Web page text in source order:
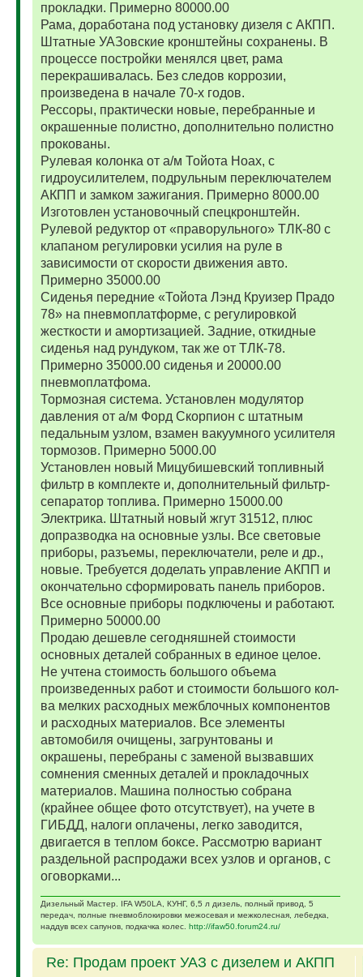
прокладки. Примерно 80000.00
Рама, доработана под установку дизеля с АКПП.
Штатные УАЗовские кронштейны сохранены. В
процессе постройки менялся цвет, рама
перекрашивалась. Без следов коррозии,
произведена в начале 70-х годов.
Рессоры, практически новые, перебранные и
окрашенные полистно, дополнительно полистно
прокованы.
Рулевая колонка от а/м Тойота Ноах, с
гидроусилителем, подрульным переключателем
АКПП и замком зажигания. Примерно 8000.00
Изготовлен установочный спецкронштейн.
Рулевой редуктор от «праворульного» ТЛК-80 с
клапаном регулировки усилия на руле в
зависимости от скорости движения авто.
Примерно 35000.00
Сиденья передние «Тойота Лэнд Круизер Прадо
78» на пневмоплатформе, с регулировкой
жесткости и амортизацией. Задние, откидные
сиденья над рундуком, так же от ТЛК-78.
Примерно 35000.00 сиденья и 20000.00
пневмоплатфома.
Тормозная система. Установлен модулятор
давления от а/м Форд Скорпион с штатным
педальным узлом, взамен вакуумного усилителя
тормозов. Примерно 5000.00
Установлен новый Мицубишевский топливный
фильтр в комплекте и, дополнительный фильтр-
сепаратор топлива. Примерно 15000.00
Электрика. Штатный новый жгут 31512, плюс
допразводка на основные узлы. Все световые
приборы, разъемы, переключатели, реле и др.,
новые. Требуется доделать управление АКПП и
окончательно сформировать панель приборов.
Все основные приборы подключены и работают.
Примерно 50000.00
Продаю дешевле сегодняшней стоимости
основных деталей собранных в единое целое.
Не учтена стоимость большого объема
произведенных работ и стоимости большого кол-
ва мелких расходных межблочных компонентов
и расходных материалов. Все элементы
автомобиля очищены, загрунтованы и
окрашены, перебраны с заменой вызвавших
сомнения сменных деталей и прокладочных
материалов. Машина полностью собрана
(крайнее общее фото отсутствует), на учете в
ГИБДД, налоги оплачены, легко заводится,
двигается в теплом боксе. Рассмотрю вариант
раздельной распродажи всех узлов и органов, с
оговорками...
Дизельный Мастер. IFA W50LA, КУНГ, 6,5 л дизель, полный привод, 5
передач, полные пневмоблокировки межосевая и межколесная, лебедка,
наддув всех сапунов, подкачка колес. http://ifaw50.forum24.ru/
Re: Продам проект УАЗ с дизелем и АКПП